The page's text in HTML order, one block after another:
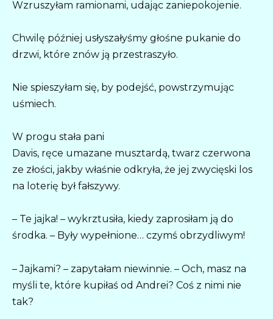
Wzruszyłam ramionami, udając zaniepokojenie.
Chwilę później usłyszałyśmy głośne pukanie do
drzwi, które znów ją przestraszyło.
Nie spieszyłam się, by podejść, powstrzymując
uśmiech.
W progu stała pani
Davis, ręce umazane musztardą, twarz czerwona
ze złości, jakby właśnie odkryła, że jej zwycięski los
na loterię był fałszywy.
– Te jajka! – wykrztusiła, kiedy zaprosiłam ją do
środka. – Były wypełnione… czymś obrzydliwym!
– Jajkami? – zapytałam niewinnie. – Och, masz na
myśli te, które kupiłaś od Andrei? Coś z nimi nie
tak?